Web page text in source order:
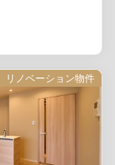
リノベーション物件